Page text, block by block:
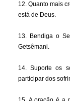
12. Quanto mais
está de Deus.
13. Bendiga o
Getsêmani.
14. Suporte os
participar dos